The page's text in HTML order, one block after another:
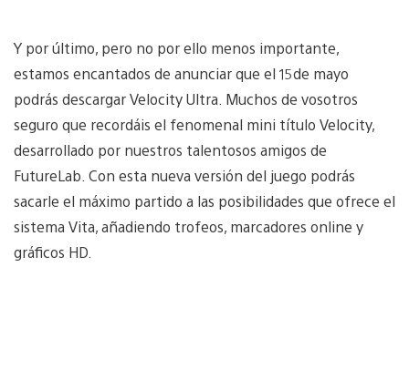
Y por último, pero no por ello menos importante,
estamos encantados de anunciar que el 15de mayo
podrás descargar Velocity Ultra. Muchos de vosotros
seguro que recordáis el fenomenal mini título Velocity,
desarrollado por nuestros talentosos amigos de
FutureLab. Con esta nueva versión del juego podrás
sacarle el máximo partido a las posibilidades que ofrece el
sistema Vita, añadiendo trofeos, marcadores online y
gráficos HD.